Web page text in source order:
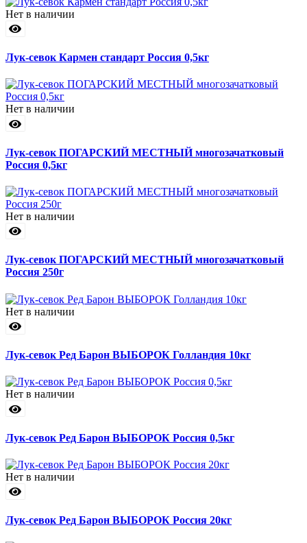
Нет в наличии
Лук-севок Кармен стандарт Россия 0,5кг
Нет в наличии
Лук-севок ПОГАРСКИЙ МЕСТНЫЙ многозачатковый
Россия 0,5кг
Нет в наличии
Лук-севок ПОГАРСКИЙ МЕСТНЫЙ многозачатковый
Россия 250г
Нет в наличии
Лук-севок Ред Барон ВЫБОРОК Голландия 10кг
Нет в наличии
Лук-севок Ред Барон ВЫБОРОК Россия 0,5кг
Нет в наличии
Лук-севок Ред Барон ВЫБОРОК Россия 20кг